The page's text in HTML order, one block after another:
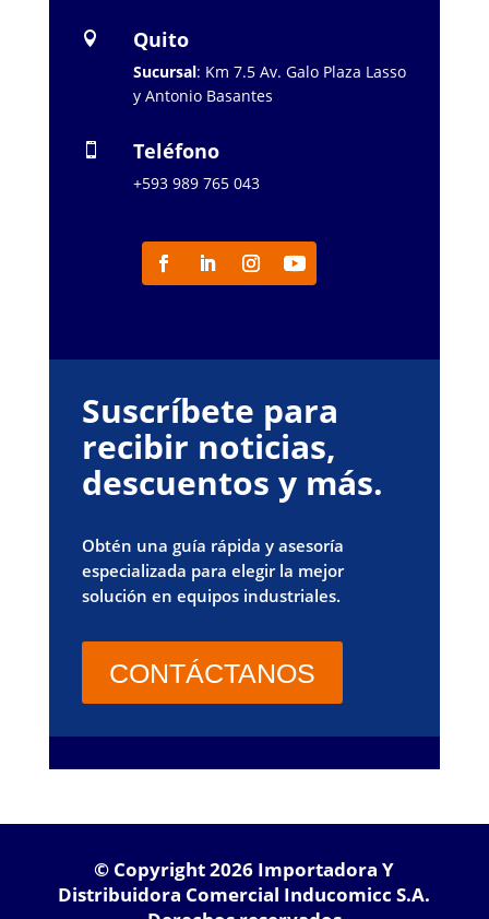
 Quito
Sucursal: Km 7.5 Av. Galo Plaza Lasso
y Antonio Basantes
 Teléfono
+593 989 765 043
Suscríbete para
recibir noticias,
descuentos y más.
Obtén una guía rápida y asesoría
especializada para elegir la mejor
solución en equipos industriales.
CONTÁCTANOS
© Copyright 2026 Importadora Y
Distribuidora Comercial Inducomicc S.A.